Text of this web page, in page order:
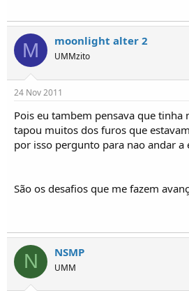
M moonlight alter 2
UMMzito
24 Nov 2011
Pois eu tambem pensava que tinha
tapou muitos dos furos que
por isso pergunto para nao andar a
São os desafios que me fazem
N NSMP
UMM